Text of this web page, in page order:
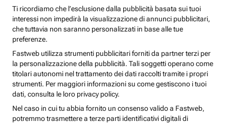
Ti ricordiamo che l’esclusione dalla pubblicità basata sui tuoi
interessi non impedirà la visualizzazione di annunci pubblicitari,
che tuttavia non saranno personalizzati in base alle tue
preferenze.
Fastweb utilizza strumenti pubblicitari forniti da partner terzi per
la personalizzazione della pubblicità. Tali soggetti operano come
titolari autonomi nel trattamento dei dati raccolti tramite i propri
strumenti. Per maggiori informazioni su come gestiscono i tuoi
dati, consulta le loro privacy policy.
Nel caso in cui tu abbia fornito un consenso valido a Fastweb,
potremmo trasmettere a terze parti identificativi digitali di